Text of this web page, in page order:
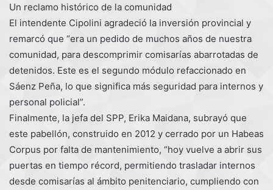
Un reclamo histórico de la comunidad
El intendente Cipolini agradeció la inversión provincial y
remarcó que “era un pedido de muchos años de nuestra
comunidad, para descomprimir comisarías abarrotadas de
detenidos. Este es el segundo módulo refaccionado en
Sáenz Peña, lo que significa más seguridad para internos y
personal policial”.
Finalmente, la jefa del SPP, Erika Maidana, subrayó que
este pabellón, construido en 2012 y cerrado por un Habeas
Corpus por falta de mantenimiento, “hoy vuelve a abrir sus
puertas en tiempo récord, permitiendo trasladar internos
desde comisarías al ámbito penitenciario, cumpliendo con